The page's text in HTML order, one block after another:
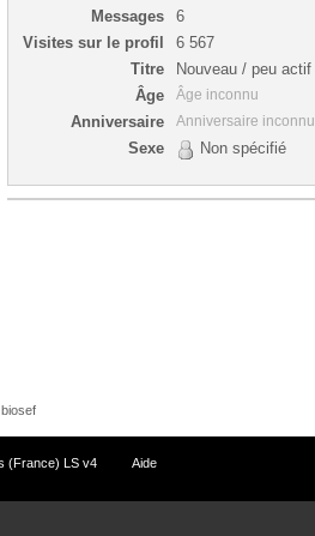
Messages
6
Visites sur le profil
6 567
Titre
Nouveau / peu actif
Âge
Âge inconnu
Anniversaire Anniversaire inconnu
Sexe Non spécifié
(France) LS v4 Aide